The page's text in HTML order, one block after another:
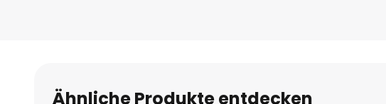
Ähnliche Produkte entdecken